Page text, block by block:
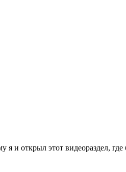
и открыл этот видеораздел,